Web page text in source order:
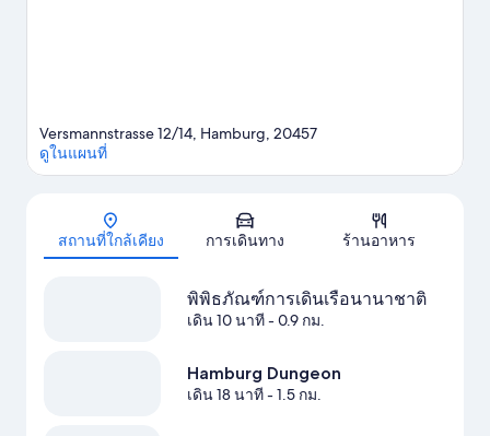
แผนที่
Versmannstrasse 12/14, Hamburg, 20457
ดูในแผนที่
สถานที่ใกล้เคียง การเดินทาง ร้านอาหาร
พิพิธภัณฑ์การเดินเรือนานาชาติ
เดิน 10 นาที- 0.9 กม.
Hamburg Dungeon
เดิน 18 นาที- 1.5 กม.